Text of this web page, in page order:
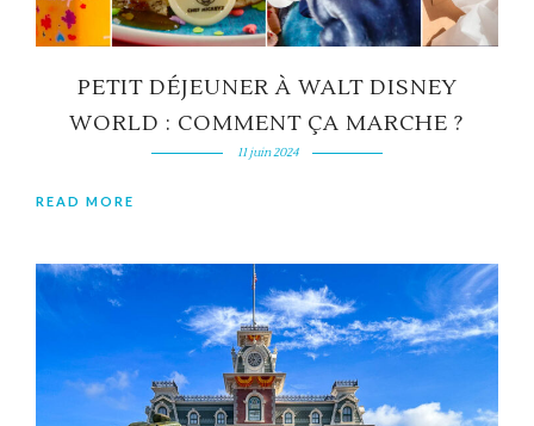
PETIT DÉJEUNER À WALT DISNEY
WORLD : COMMENT ÇA MARCHE ?
11 juin 2024
READ MORE